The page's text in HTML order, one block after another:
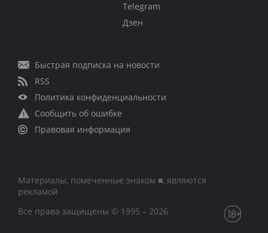
Telegram
Дзен
Быстрая подписка на новости
RSS
Политика конфиденциальности
Сообщить об ошибке
Правовая информация
Материалы, помеченные знаком ■, являются
рекламой
Все права защищены © 1995 – 2026